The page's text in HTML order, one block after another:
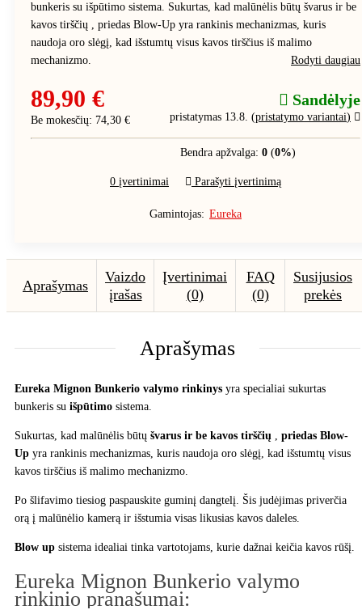
bunkeris su išpūtimo sistema. Sukurtas, kad malūnėlis būtų švarus ir be
kavos tirščių , priedas Blow-Up yra rankinis mechanizmas, kuris
naudoja oro slėgį, kad išstumtų visus kavos tirščius iš malimo
mechanizmo.
Rodyti daugiau
89,90 €
Be mokesčių: 74,30 €
Sandėlyje
pristatymas 13.8. (pristatymo variantai)
Bendra apžvalga: 0(0%)
0 įvertinimai Parašyti įvertinimą
Gamintojas: Eureka
Aprašymas
Vaizdo
įrašas
Įvertinimai
(0)
FAQ
(0)
Susijusios
prekės
Aprašymas
Eureka Mignon Bunkerio valymo rinkinys yra specialiai sukurtas
bunkeris su išpūtimo sistema.
Sukurtas, kad malūnėlis būtų švarus ir be kavos tirščių
priedas Blow-
Up yra rankinis mechanizmas, kuris naudoja oro slėgį, kad išstumtų visus
kavos tirščius iš malimo mechanizmo.
Po šlifavimo tiesiog paspauskite guminį dangtelį. Šis judėjimas priverčia
orą į malūnėlio kamerą ir išstumia visas likusias kavos daleles.
Blow up sistema idealiai tinka vartotojams, kurie dažnai keičia kavos rūšį.
Eureka Mignon Bunkerio valymo
rinkinio pranašumai: